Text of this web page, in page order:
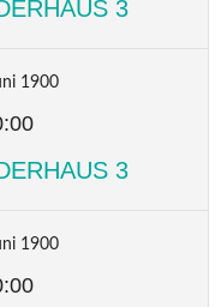
3
1900
3
1900